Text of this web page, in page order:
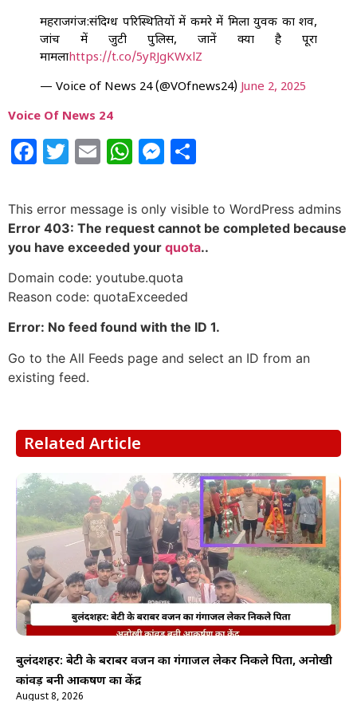
महराजगंज:संदिग्ध परिस्थितियों में कमरे में मिला युवक का शव,
जांच में जुटी पुलिस, जानें क्या है पूरा
मामलाhttps://t.co/5yRJgKWxlZ
— Voice of News 24 (@VOfnews24) June 2, 2025
Voice Of News 24
Facebook
Twitter
EmailWhatsApp
Messenger
This error message is only visible to WordPress admins
Error 403: The request cannot be completed because
you have exceeded your quota..
Domain code: youtube.quota
Reason code: quotaExceeded
Error: No feed found with the ID 1.
Go to the All Feeds page and select an ID from an
existing feed.
Related Article
बुलंदशहर: बेटी के बराबर वजन का गंगाजल लेकर निकले पिता, अनोखी
कांवड़ बनी आकर्षण का केंद्र
August 8, 2026